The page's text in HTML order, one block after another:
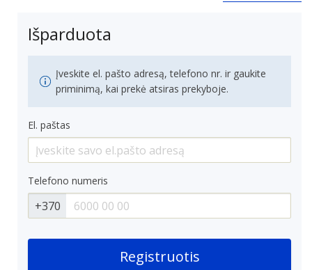
Išparduota
Įveskite el. pašto adresą, telefono nr. ir gaukite
priminimą, kai prekė atsiras prekyboje.
El. paštas
Telefono numeris
+370
Registruotis